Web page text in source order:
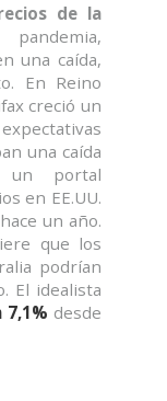
de la
una caída,
En Reino
creció un
una caída
un portal
en EE.UU.
un año.
que los
podrían
El idealista
7,1% desde